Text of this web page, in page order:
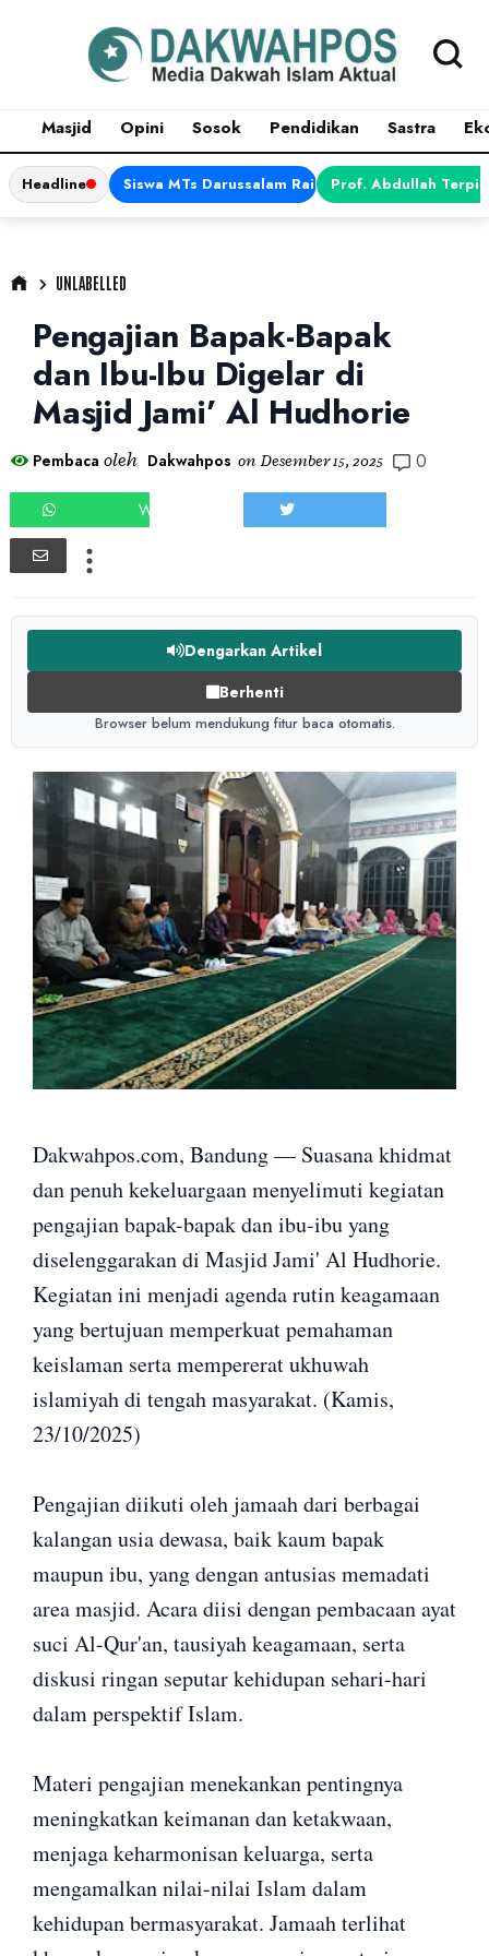
Masjid Opini Sosok Pendidikan Sastra
Headline Siswa MTs Darussalam Raih Juara 1 dalam
Prof. Abdullah
UNLABELLED
Pengajian Bapak-Bapak
dan Ibu-Ibu Digelar di
Masjid Jami’ Al Hudhorie
Pembaca oleh Dakwahpos on Desember 15, 2025 0
WHATSAPP
Dengarkan Artikel
Berhenti
Browser belum mendukung fitur baca otomatis.
Dakwahpos.com, Bandung — Suasana khidmat
dan penuh kekeluargaan menyelimuti kegiatan
pengajian bapak-bapak dan ibu-ibu yang
diselenggarakan di Masjid Jami' Al Hudhorie.
Kegiatan ini menjadi agenda rutin keagamaan
yang bertujuan memperkuat pemahaman
keislaman serta mempererat ukhuwah
islamiyah di tengah masyarakat. (Kamis,
23/10/2025)
Pengajian diikuti oleh jamaah dari berbagai
kalangan usia dewasa, baik kaum bapak
maupun ibu, yang dengan antusias memadati
area masjid. Acara diisi dengan pembacaan ayat
suci Al-Qur'an, tausiyah keagamaan, serta
diskusi ringan seputar kehidupan sehari-hari
dalam perspektif Islam.
Materi pengajian menekankan pentingnya
meningkatkan keimanan dan ketakwaan,
menjaga keharmonisan keluarga, serta
mengamalkan nilai-nilai Islam dalam
kehidupan bermasyarakat. Jamaah terlihat